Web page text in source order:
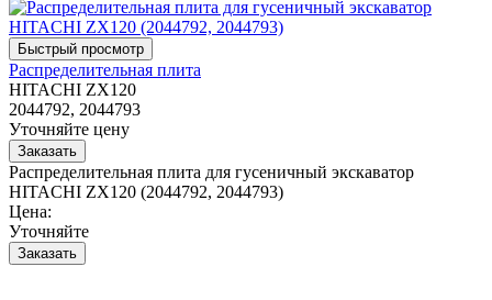
Распределительная плита
HITACHI ZX120
2044792, 2044793
Уточняйте цену
Распределительная плита для гусеничный экскаватор
HITACHI ZX120 (2044792, 2044793)
Цена:
Уточняйте